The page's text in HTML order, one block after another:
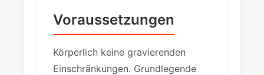
Voraussetzungen
Körperlich keine gravierenden
Einschränkungen. Grundlegende